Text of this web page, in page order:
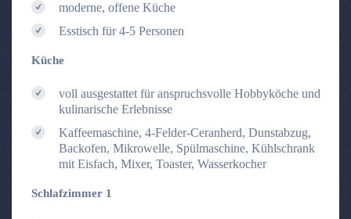
moderne, offene Küche
Esstisch für 4-5 Personen
Küche
voll ausgestattet für anspruchsvolle Hobbyköche und
kulinarische Erlebnisse
Kaffeemaschine, 4-Felder-Ceranherd, Dunstabzug,
Backofen, Mikrowelle, Spülmaschine, Kühlschrank
mit Eisfach, Mixer, Toaster, Wasserkocher
Schlafzimmer 1